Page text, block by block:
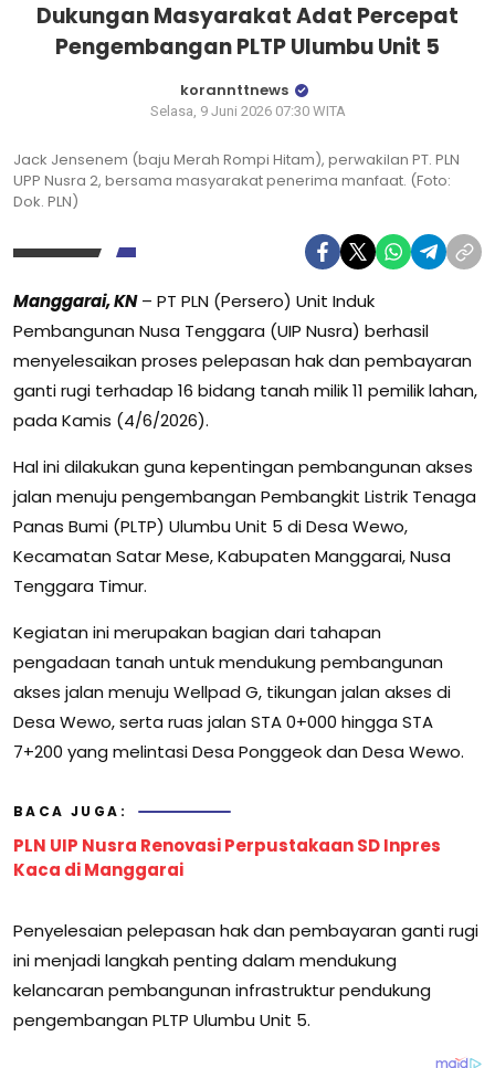
Dukungan Masyarakat Adat Percepat
Pengembangan PLTP Ulumbu Unit 5
korannttnews
Selasa, 9 Juni 2026 07:30 WITA
Jack Jensenem (baju Merah Rompi Hitam), perwakilan PT. PLN
UPP Nusra 2, bersama masyarakat penerima manfaat. (Foto:
Dok. PLN)
Manggarai, KN– PT PLN (Persero) Unit Induk
Pembangunan Nusa Tenggara (UIP Nusra) berhasil
menyelesaikan proses pelepasan hak dan pembayaran
ganti rugi terhadap 16 bidang tanah milik 11 pemilik lahan,
pada Kamis (4/6/2026).
Hal ini dilakukan guna kepentingan pembangunan akses
jalan menuju pengembangan Pembangkit Listrik Tenaga
Panas Bumi (PLTP) Ulumbu Unit 5 di Desa Wewo,
Kecamatan Satar Mese, Kabupaten Manggarai, Nusa
Tenggara Timur.
Kegiatan ini merupakan bagian dari tahapan
pengadaan tanah untuk mendukung pembangunan
akses jalan menuju Wellpad G, tikungan jalan akses di
Desa Wewo, serta ruas jalan STA 0+000 hingga STA
7+200 yang melintasi Desa Ponggeok dan Desa Wewo.
BACA JUGA:
PLN UIP Nusra Renovasi Perpustakaan SD Inpres
Kaca di Manggarai
Penyelesaian pelepasan hak dan pembayaran ganti rugi
ini menjadi langkah penting dalam mendukung
kelancaran pembangunan infrastruktur pendukung
pengembangan PLTP Ulumbu Unit 5.